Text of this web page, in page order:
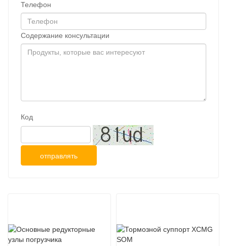
Телефон
Содержание консультации
Код
отправлять